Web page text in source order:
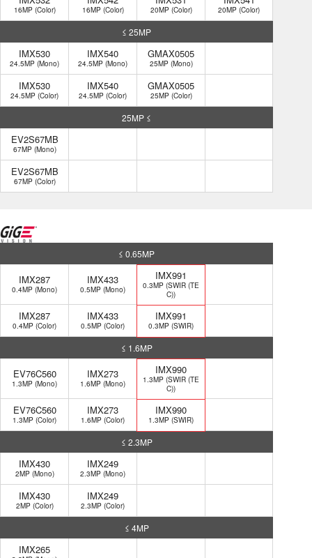
16MP (Color) 16MP (Color) 20MP (Color) 20MP (Color)
≤ 25MP
IMX530
24.5MP (Mono)
IMX540
24.5MP (Mono)
GMAX0505
25MP (Mono)
IMX530
24.5MP (Color)
IMX540
24.5MP (Color)
GMAX0505
25MP (Color)
25MP ≤
EV2S67MB
67MP (Mono)
EV2S67MB
67MP (Color)
≤ 0.65MP
IMX287
0.4MP (Mono)
IMX433
0.5MP (Mono)
IMX991
0.3MP (SWIR (TE
C))
IMX287
0.4MP (Color)
IMX433
0.5MP (Color)
IMX991
0.3MP (SWIR)
≤ 1.6MP
EV76C560
1.3MP (Mono)
IMX273
1.6MP (Mono)
IMX990
1.3MP (SWIR (TE
C))
EV76C560
1.3MP (Color)
IMX273
1.6MP (Color)
IMX990
1.3MP (SWIR)
≤ 2.3MP
IMX430
2MP (Mono)
IMX249
2.3MP (Mono)
IMX430
2MP (Color)
IMX249
2.3MP (Color)
≤ 4MP
IMX265